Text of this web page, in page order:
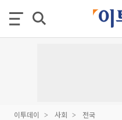
이투데이 사회 전국